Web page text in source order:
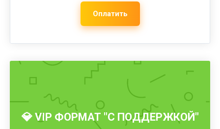
Оплатить
💎 VIP ФОРМАТ "С ПОДДЕРЖКОЙ"